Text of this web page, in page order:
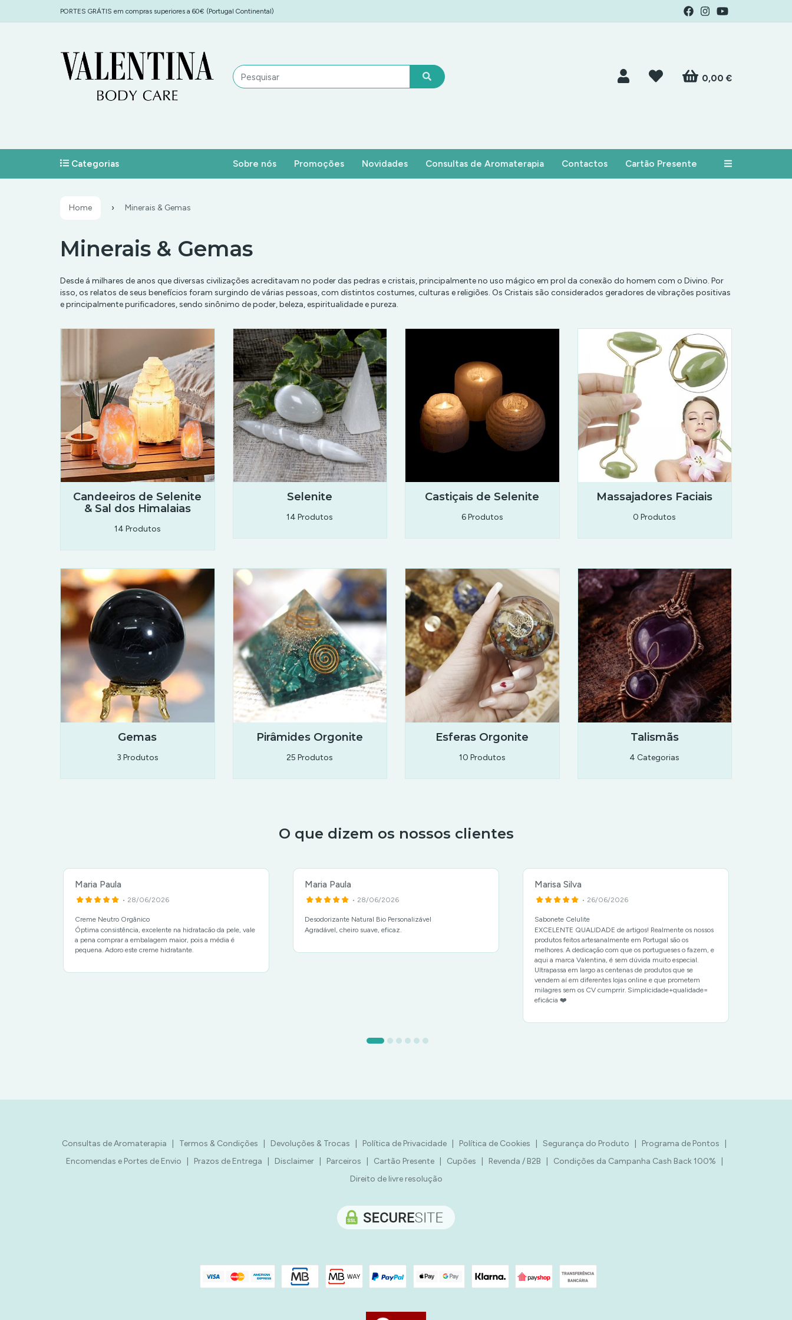
PORTES GRÁTIS em compras superiores a 60€ (Portugal Continental)
0,00 €
Sobre nós Promoções Novidades Consultas de Aromaterapia Contactos Cartão Presente
Categorias
Home Minerais & Gemas
Minerais & Gemas
Desde á milhares de anos que diversas civilizações acreditavam no poder das pedras e cristais, principalmente no uso mágico em prol da conexão do homem com o Divino. Por
isso, os relatos de seus benefícios foram surgindo de várias pessoas, com distintos costumes, culturas e religiões. Os Cristais são considerados geradores de vibrações positivas
e principalmente purificadores, sendo sinônimo de poder, beleza, espiritualidade e pureza.
Candeeiros de Selenite
& Sal dos Himalaias
14 Produtos
Selenite
14 Produtos
Castiçais de Selenite
6 Produtos
Massajadores Faciais
0 Produtos
Gemas
3 Produtos
Pirâmides Orgonite
25 Produtos
Esferas Orgonite
10 Produtos
Talismãs
4 Categorias
O que dizem os nossos clientes
Maria Paula
• 28/06/2026
Creme Neutro Orgânico
Óptima consistência, excelente na hidratacão da pele, vale
a pena comprar a embalagem maior, pois a média é
pequena. Adoro este creme hidratante.
Maria Paula
• 28/06/2026
Desodorizante Natural Bio Personalizável
Agradável, cheiro suave, eficaz.
Marisa Silva
• 26/06/2026
Sabonete Celulite
EXCELENTE QUALIDADE de artigos! Realmente os nossos
produtos feitos artesanalmente em Portugal são os
melhores. A dedicação com que os portugueses o fazem, e
aqui a marca Valentina, é sem dúvida muito especial.
Ultrapassa em largo as centenas de produtos que se
vendem aí em diferentes lojas online e que prometem
milagres sem os CV cumprrir. Simplicidade+qualidade=
eficácia ❤️
Consultas de Aromaterapia Termos & Condições Devoluções & Trocas Política de Privacidade Política de Cookies Segurança do Produto Programa de Pontos
Encomendas e Portes de Envio
Prazos de Entrega Disclaimer| Parceiros Cartão Presente| Cupões Revenda / B2B Condições da Campanha Cash Back 100%
Direito de livre resolução